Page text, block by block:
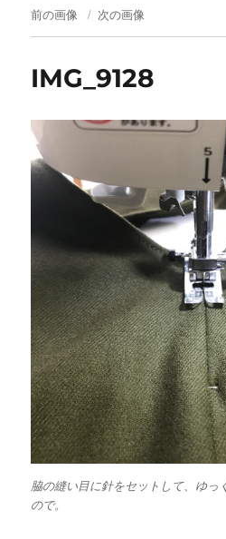
前の画像 次の画像
IMG_9128
脇の縫い目に針をセットして、ゆっ
ので。